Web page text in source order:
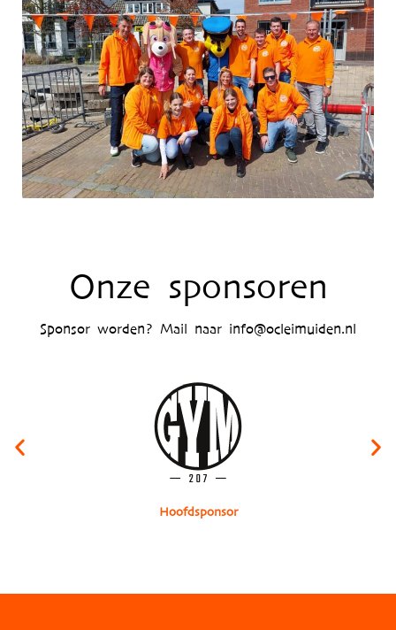
Onze sponsoren
Sponsor worden? Mail naar info@ocleimuiden.nl
Hoofdsponsor